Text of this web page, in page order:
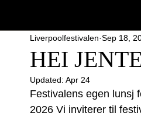
HEI
Liverpoolfestivalen Sep 18,
Updated: Apr 24
Festivalens egen lunsj
2026 Vi inviterer til